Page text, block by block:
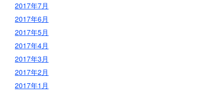
2017年7月
2017年6月
2017年5月
2017年4月
2017年3月
2017年2月
2017年1月